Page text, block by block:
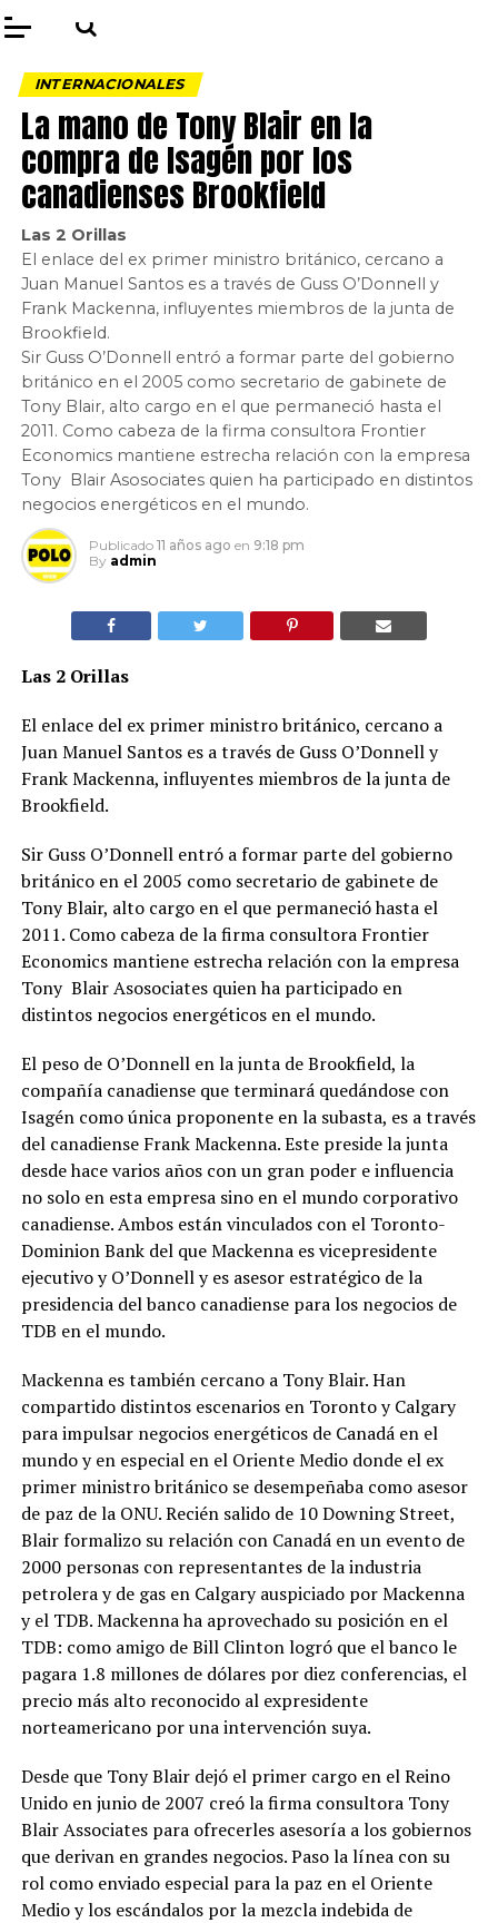
INTERNACIONALES
La mano de Tony Blair en la
compra de Isagén por los
canadienses Brookfield
Las 2 Orillas
El enlace del ex primer ministro británico, cercano a
Juan Manuel Santos es a través de Guss O’Donnell y
Frank Mackenna, influyentes miembros de la junta de
Brookfield.
Sir Guss O’Donnell entró a formar parte del gobierno
británico en el 2005 como secretario de gabinete de
Tony Blair, alto cargo en el que permaneció hasta el
2011. Como cabeza de la firma consultora Frontier
Economics mantiene estrecha relación con la empresa
Tony Blair Asosociates quien ha participado en distintos
negocios energéticos en el mundo.
Publicado 11 años ago en 9:18 pm
By admin
Las 2 Orillas
El enlace del ex primer ministro británico, cercano a
Juan Manuel Santos es a través de Guss O’Donnell y
Frank Mackenna, influyentes miembros de la junta de
Brookfield.
Sir Guss O’Donnell entró a formar parte del gobierno
británico en el 2005 como secretario de gabinete de
Tony Blair, alto cargo en el que permaneció hasta el
2011. Como cabeza de la firma consultora Frontier
Economics mantiene estrecha relación con la empresa
Tony Blair Asosociates quien ha participado en
distintos negocios energéticos en el mundo.
El peso de O’Donnell en la junta de Brookfield, la
compañía canadiense que terminará quedándose con
Isagén como única proponente en la subasta, es a través
del canadiense Frank Mackenna. Este preside la junta
desde hace varios años con un gran poder e influencia
no solo en esta empresa sino en el mundo corporativo
canadiense. Ambos están vinculados con el Toronto-
Dominion Bank del que Mackenna es vicepresidente
ejecutivo y O’Donnell y es asesor estratégico de la
presidencia del banco canadiense para los negocios de
TDB en el mundo.
Mackenna es también cercano a Tony Blair. Han
compartido distintos escenarios en Toronto y Calgary
para impulsar negocios energéticos de Canadá en el
mundo y en especial en el Oriente Medio donde el ex
primer ministro británico se desempeñaba como asesor
de paz de la ONU. Recién salido de 10 Downing Street,
Blair formalizo su relación con Canadá en un evento de
2000 personas con representantes de la industria
petrolera y de gas en Calgary auspiciado por Mackenna
y el TDB. Mackenna ha aprovechado su posición en el
TDB: como amigo de Bill Clinton logró que el banco le
pagara 1.8 millones de dólares por diez conferencias, el
precio más alto reconocido al expresidente
norteamericano por una intervención suya.
Desde que Tony Blair dejó el primer cargo en el Reino
Unido en junio de 2007 creó la firma consultora Tony
Blair Associates para ofrecerles asesoría a los gobiernos
que derivan en grandes negocios. Paso la línea con su
rol como enviado especial para la paz en el Oriente
Medio y los escándalos por la mezcla indebida de